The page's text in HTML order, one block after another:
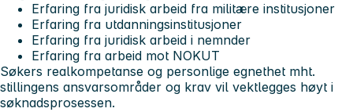
Erfaring fra juridisk arbeid fra militære institusjoner
Erfaring fra utdanningsinstitusjoner
Erfaring fra juridisk arbeid i nemnder
Erfaring fra arbeid mot NOKUT
Søkers realkompetanse og personlige egnethet mht.
stillingens ansvarsområder og krav vil vektlegges høyt i
søknadsprosessen.